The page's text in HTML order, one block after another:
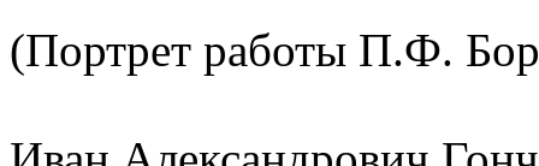
(Портрет работы П.Ф.